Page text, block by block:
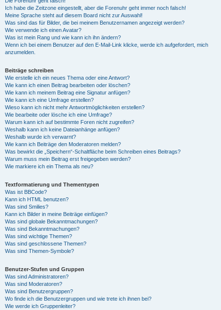
Ich habe die Zeitzone eingestellt, aber die Forenuhr geht immer noch falsch!
Meine Sprache steht auf diesem Board nicht zur Auswahl!
Was sind das für Bilder, die bei meinem Benutzernamen angezeigt werden?
Wie verwende ich einen Avatar?
Was ist mein Rang und wie kann ich ihn ändern?
Wenn ich bei einem Benutzer auf den E-Mail-Link klicke, werde ich aufgefordert, mich
anzumelden.
Beiträge schreiben
Wie erstelle ich ein neues Thema oder eine Antwort?
Wie kann ich einen Beitrag bearbeiten oder löschen?
Wie kann ich meinem Beitrag eine Signatur anfügen?
Wie kann ich eine Umfrage erstellen?
Wieso kann ich nicht mehr Antwortmöglichkeiten erstellen?
Wie bearbeite oder lösche ich eine Umfrage?
Warum kann ich auf bestimmte Foren nicht zugreifen?
Weshalb kann ich keine Dateianhänge anfügen?
Weshalb wurde ich verwarnt?
Wie kann ich Beiträge den Moderatoren melden?
Was bewirkt die „Speichern“-Schaltfläche beim Schreiben eines Beitrags?
Warum muss mein Beitrag erst freigegeben werden?
Wie markiere ich ein Thema als neu?
Textformatierung und Thementypen
Was ist BBCode?
Kann ich HTML benutzen?
Was sind Smilies?
Kann ich Bilder in meine Beiträge einfügen?
Was sind globale Bekanntmachungen?
Was sind Bekanntmachungen?
Was sind wichtige Themen?
Was sind geschlossene Themen?
Was sind Themen-Symbole?
Benutzer-Stufen und Gruppen
Was sind Administratoren?
Was sind Moderatoren?
Was sind Benutzergruppen?
Wo finde ich die Benutzergruppen und wie trete ich ihnen bei?
Wie werde ich Gruppenleiter?